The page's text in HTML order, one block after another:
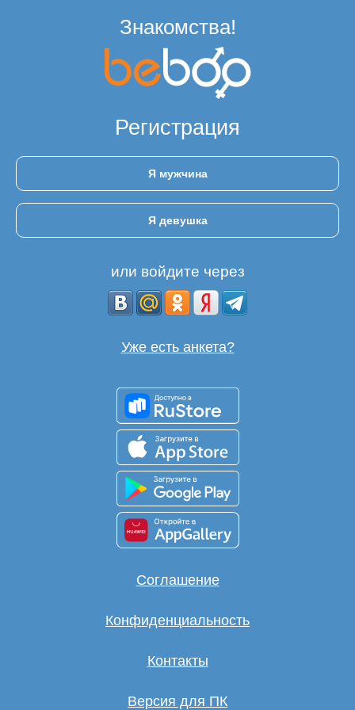
Знакомства!
Регистрация
Я мужчина
Я девушка
или войдите через
Уже есть анкета?
Соглашение
Конфиденциальность
Контакты
Версия для ПК